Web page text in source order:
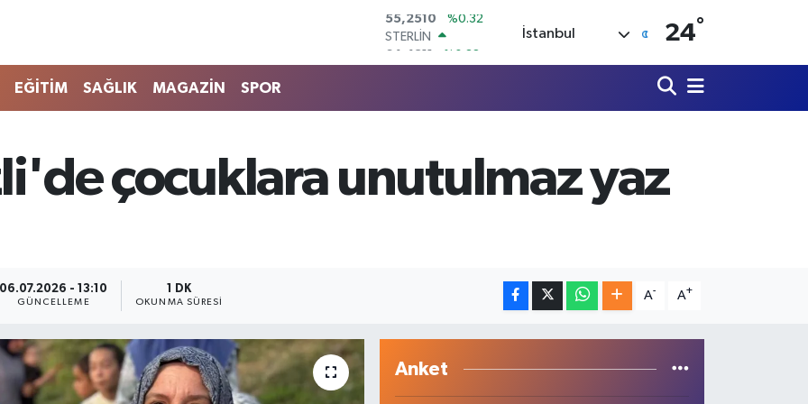
STERLİN
64,4811
%0.38
13.779
%-14
DOLAR
47,7436
%0.18
İstanbul 24°
EĞİTİM SAĞLIK MAGAZİN SPOR
çocuklara unutulmaz yaz
06.07.2026 - 13:10
GÜNCELLEME
1 DK
OKUNMA SÜRESI
A- A+
Anket